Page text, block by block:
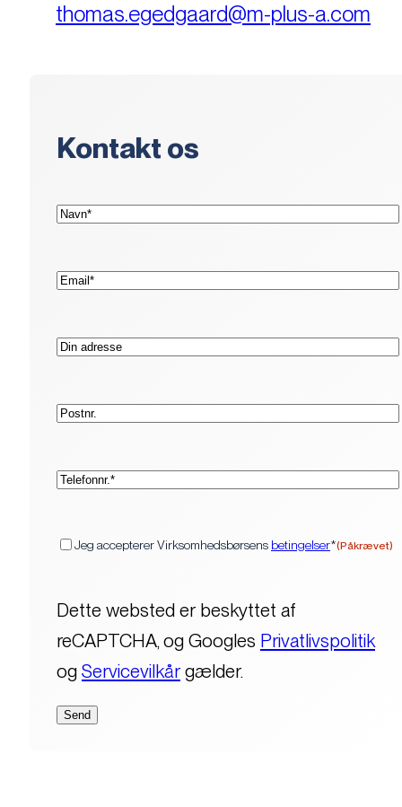
thomas.egedgaard@m-plus-a.com
Kontakt os
Navn*
E-
mail*
Adresse
Postnr.
Telefon*
Jeg accepterer Virksomhedsbørsens betingelser*(Påkrævet)
Dette websted er beskyttet af
reCAPTCHA, og Googles Privatlivspolitik
og Servicevilkårgælder.